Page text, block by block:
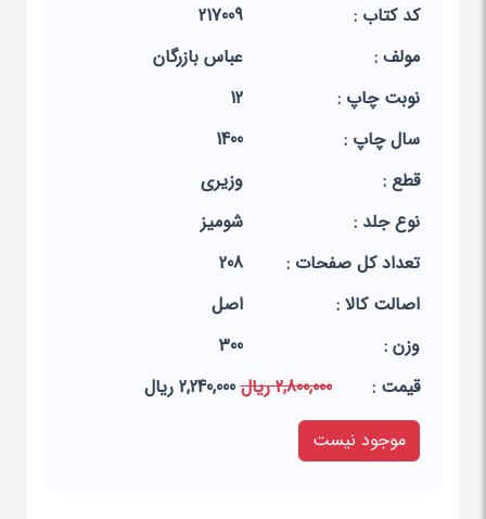
کد کتاب :
217009
مولف :
عباس بازرگان
نوبت چاپ :
12
سال چاپ :
1400
قطع :
وزیری
نوع جلد :
شومیز
تعداد کل صفحات :
208
اصالت کالا :
اصل
وزن :
300
قيمت :
2,800,000 ریال
2,240,000 ریال
موجود نیست